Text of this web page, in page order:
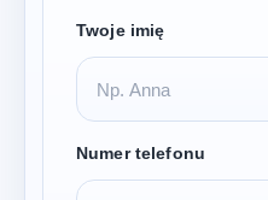
Twoje imię
Numer telefonu